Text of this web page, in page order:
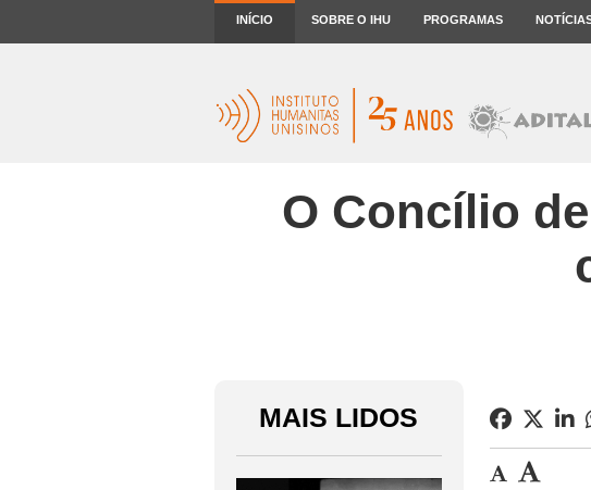
INÍCIO SOBRE O IHU PROGRAMAS
O Concílio
MAIS LIDOS